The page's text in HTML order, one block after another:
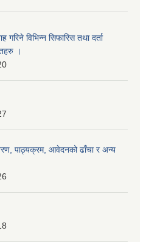
गरिने विभिन्न सिफारिस तथा दर्ता
।
पाठ्यक्रम, आवेदनको ढाँचा र अन्य